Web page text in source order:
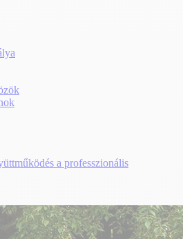
a professzionális